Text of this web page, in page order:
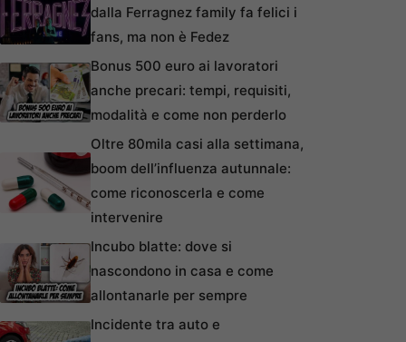
dalla Ferragnez family fa felici i
fans, ma non è Fedez
Bonus 500 euro ai lavoratori
anche precari: tempi, requisiti,
modalità e come non perderlo
Oltre 80mila casi alla settimana,
boom dell’influenza autunnale:
come riconoscerla e come
intervenire
Incubo blatte: dove si
nascondono in casa e come
allontanarle per sempre
Incidente tra auto e